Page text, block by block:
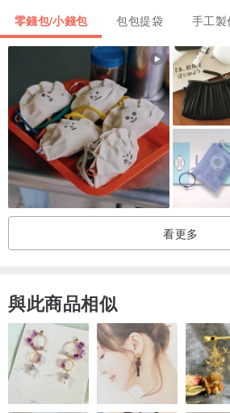
▪商品為油畫布材質手工製作，會有部分自
請勿下標)。
▪照片在不同螢幕上可能產生色差，以實際
勿購買。
產地/製造方式
產地台灣 手工製作
零錢包/小錢包 包包提袋 手工
看更多
與此商品相似